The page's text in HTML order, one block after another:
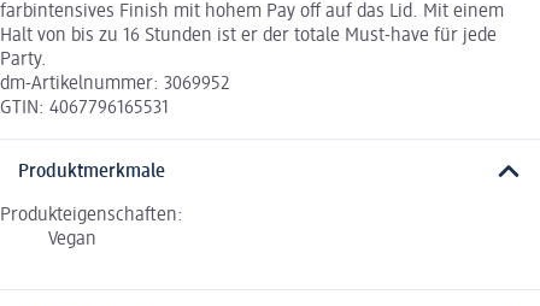
farbintensives Finish mit hohem Pay off auf das Lid. Mit einem
Halt von bis zu 16 Stunden ist er der totale Must-have für jede
Party.
dm-Artikelnummer: 3069952
GTIN: 4067796165531
Produktmerkmale
Produkteigenschaften:
Vegan